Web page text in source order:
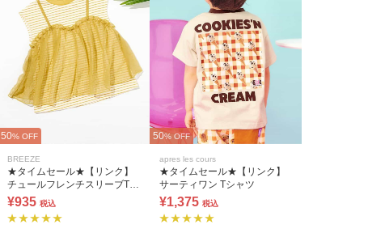
50% OFF
BREEZE
★タイムセール★【リンク】
チュールフレンチスリーブTシ
ャツ
¥935 税込
50% OFF
apres les cours
★タイムセール★【リンク】
サーティワン Tシャツ
¥1,375 税込